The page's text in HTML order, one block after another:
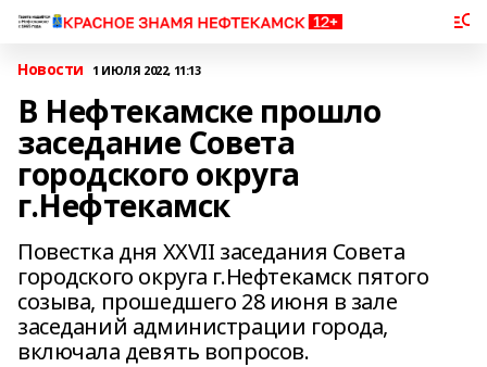
Новости 1 ИЮЛЯ 2022, 11:13
В Нефтекамске прошло
заседание Совета
городского округа
г.Нефтекамск
Повестка дня XXVII заседания Совета
городского округа г.Нефтекамск пятого
созыва, прошедшего 28 июня в зале
заседаний администрации города,
включала девять вопросов.